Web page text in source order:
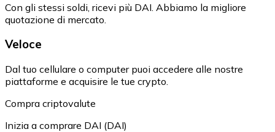
Con gli stessi soldi, ricevi più DAI. Abbiamo la migliore
quotazione di mercato.
Veloce
Dal tuo cellulare o computer puoi accedere alle nostre
piattaforme e acquisire le tue crypto.
Compra criptovalute
Inizia a comprare DAI (DAI)